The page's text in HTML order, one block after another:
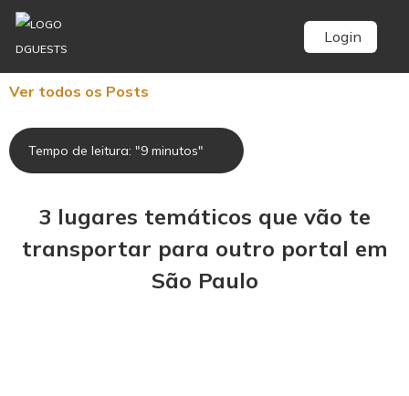
Login
Ver todos os Posts
Tempo de leitura: "9 minutos"
3 lugares temáticos que vão te
transportar para outro portal em
São Paulo